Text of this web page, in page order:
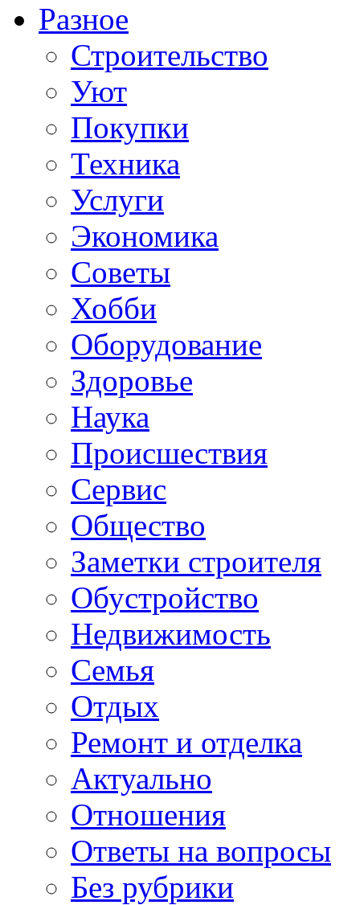
Разное
Строительство
Уют
Покупки
Техника
Услуги
Экономика
Советы
Хобби
Oборудование
Здоровье
Наука
Происшествия
Сервис
Общество
Заметки строителя
Обустройство
Недвижимость
Семья
Отдых
Ремонт и отделка
Актуально
Отношения
Ответы на вопросы
Без рубрики